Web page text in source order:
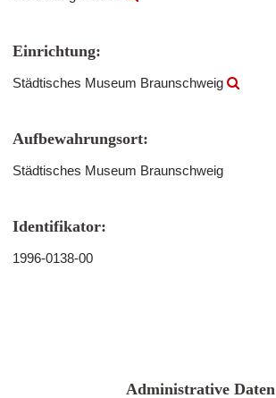
Einrichtung:
Städtisches Museum Braunschweig
Aufbewahrungsort:
Städtisches Museum Braunschweig
Identifikator:
1996-0138-00
Administrative Daten